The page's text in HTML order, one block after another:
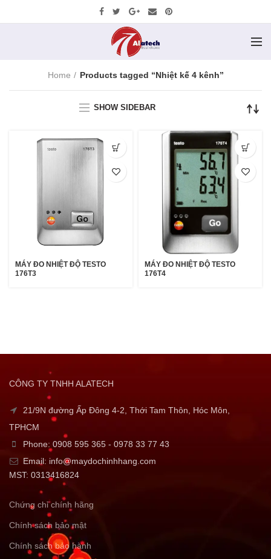
Home Products tagged “Nhiệt kế 4 kênh”
SHOW SIDEBAR
MÁY ĐO NHIỆT ĐỘ TESTO
176T3
MÁY ĐO NHIỆT ĐỘ TESTO
176T4
CÔNG TY TNHH ALATECH
21/9N đường Ấp Đông 4-2, Thới Tam Thôn, Hóc Môn,
TPHCM
Phone: 0908 595 365 - 0978 33 77 43
Email: info@maydochinhhang.com
MST: 0313416824
Chứng chỉ chính hãng
Chính sách bảo mật
Chính sách bảo hành